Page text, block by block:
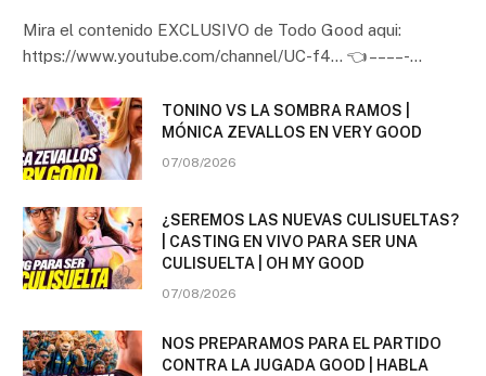
Mira el contenido EXCLUSIVO de Todo Good aqui:
https://www.youtube.com/channel/UC-f4… 👈 – – – – -…
TONINO VS LA SOMBRA RAMOS |
MÓNICA ZEVALLOS EN VERY GOOD
07/08/2026
¿SEREMOS LAS NUEVAS CULISUELTAS?
| CASTING EN VIVO PARA SER UNA
CULISUELTA | OH MY GOOD
07/08/2026
NOS PREPARAMOS PARA EL PARTIDO
CONTRA LA JUGADA GOOD | HABLA